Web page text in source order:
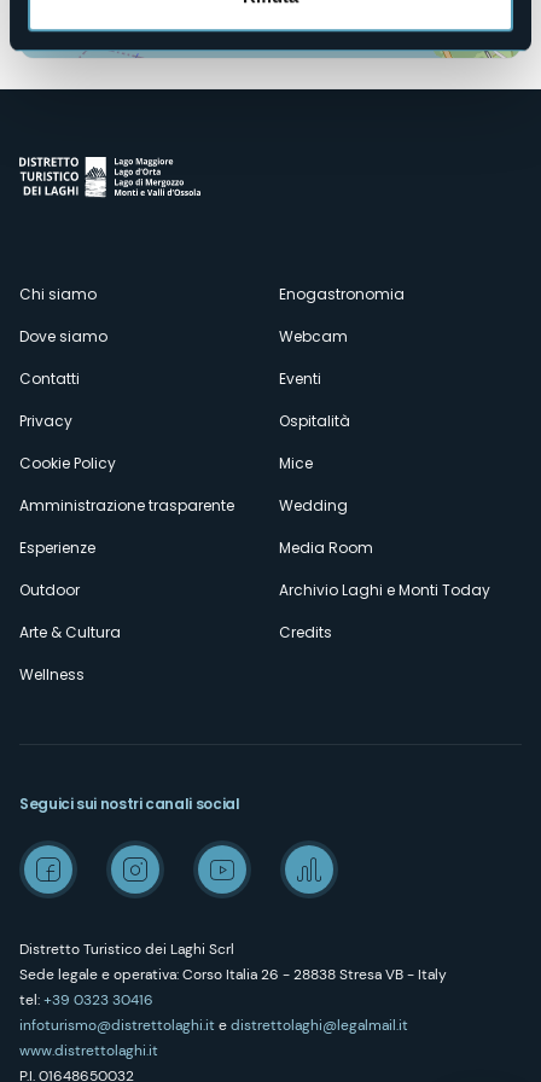
Menù
secondario
Chi siamo
Dove siamo
Contatti
Privacy
Cookie Policy
Amministrazione trasparente
Esperienze
Outdoor
Arte & Cultura
Wellness
Enogastronomia
Webcam
Eventi
Ospitalità
Mice
Wedding
Media Room
Archivio Laghi e Monti Today
Credits
Distretto Turistico dei Laghi Scrl
Sede legale e operativa: Corso Italia 26 - 28838 Stresa VB - Italy
tel:+39 0323 30416
infoturismo@distrettolaghi.itedistrettolaghi@legalmail.it
www.distrettolaghi.it
P.I. 01648650032
Seguici sui nostri canali social